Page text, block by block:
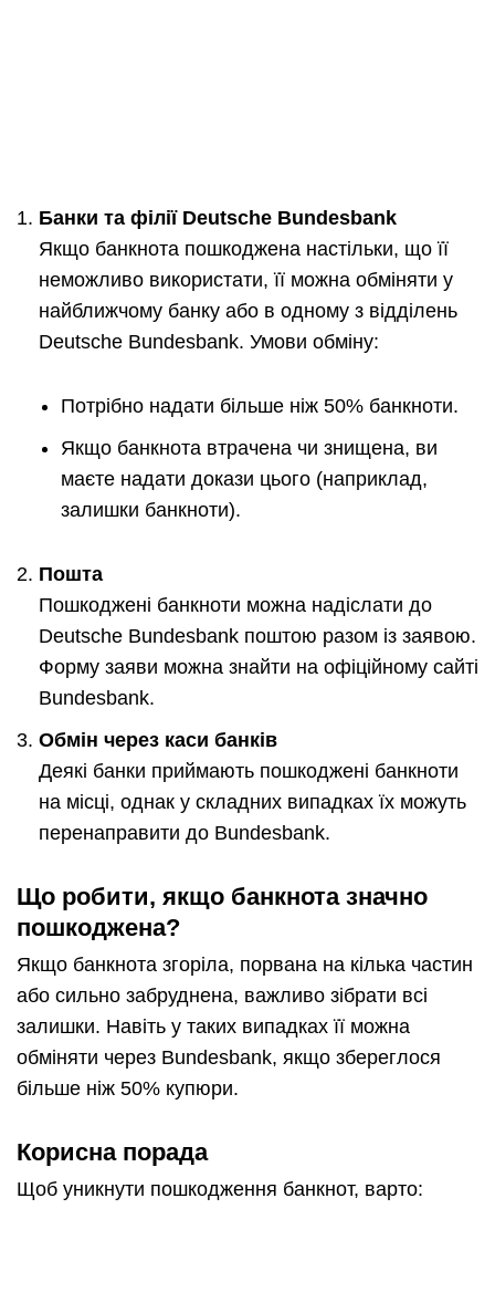
Банки та філії Deutsche Bundesbank
Якщо банкнота пошкоджена настільки, що її
неможливо використати, її можна обміняти у
найближчому банку або в одному з відділень
Deutsche Bundesbank. Умови обміну:
Потрібно надати більше ніж 50% банкноти.
Якщо банкнота втрачена чи знищена, ви
маєте надати докази цього (наприклад,
залишки банкноти).
Пошта
Пошкоджені банкноти можна надіслати до
Deutsche Bundesbank поштою разом із заявою.
Форму заяви можна знайти на офіційному сайті
Bundesbank.
Обмін через каси банків
Деякі банки приймають пошкоджені банкноти
на місці, однак у складних випадках їх можуть
перенаправити до Bundesbank.
Що робити, якщо банкнота значно
пошкоджена?
Якщо банкнота згоріла, порвана на кілька частин
або сильно забруднена, важливо зібрати всі
залишки. Навіть у таких випадках її можна
обміняти через Bundesbank, якщо збереглося
більше ніж 50% купюри.
Корисна порада
Щоб уникнути пошкодження банкнот, варто: